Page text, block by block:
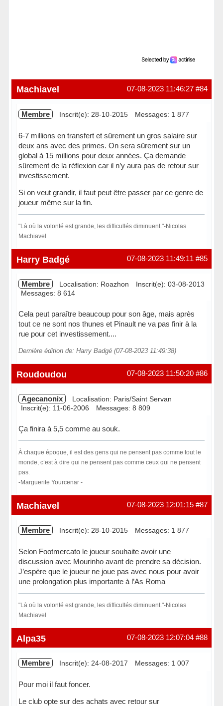
#84
07-08-2023 11:46:27
Machiavel
Membre Inscrit(e): 28-10-2015 Messages: 1 877
6-7 millions en transfert et sûrement un gros salaire sur
deux ans avec des primes. On sera sûrement sur un
global à 15 millions pour deux années. Ça demande
sûrement de la réflexion car il n’y aura pas de retour sur
investissement.
Si on veut grandir, il faut peut être passer par ce genre de
joueur même sur la fin.
"Là où la volonté est grande, les difficultés diminuent."-Nicolas
Machiavel
Hors ligne #85
07-08-2023 11:49:11
Harry Badgé
Membre Localisation: Roazhon
Inscrit(e): 03-08-2013
Messages: 8 614
Cela peut paraître beaucoup pour son âge, mais après
tout ce ne sont nos thunes et Pinault ne va pas finir à la
rue pour cet investissement....
Dernière édition de: Harry Badgé (07-08-2023 11:49:38)
Hors ligne #86
07-08-2023 11:50:20
Roudoudou
Agecanonix
Localisation: Paris/Saint Servan
Inscrit(e): 11-06-2006
Messages: 8 809
Ça finira à 5,5 comme au souk.
À chaque époque, il est des gens qui ne pensent pas comme tout le
monde, c’est à dire qui ne pensent pas comme ceux qui ne pensent
pas.
-Marguerite Yourcenar -
Hors ligne #87
07-08-2023 12:01:15
Machiavel
Membre Inscrit(e): 28-10-2015 Messages: 1 877
Selon Footmercato le joueur souhaite avoir une
discussion avec Mourinho avant de prendre sa décision.
J’espère que le joueur ne joue pas avec nous pour avoir
une prolongation plus importante à l’As Roma
"Là où la volonté est grande, les difficultés diminuent."-Nicolas
Machiavel
Hors ligne #88
07-08-2023 12:07:04
Alpa35
Membre Inscrit(e): 24-08-2017 Messages: 1 007
Pour moi il faut foncer.
Le club opte sur des achats avec retour sur